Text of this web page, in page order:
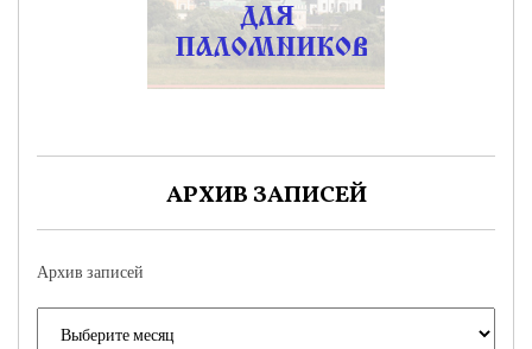
АРХИВ ЗАПИСЕЙ
Архив записей